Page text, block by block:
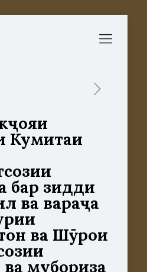
Кумитаи
бар зидди
ва вараҷа
ва Шӯрои
мубориза